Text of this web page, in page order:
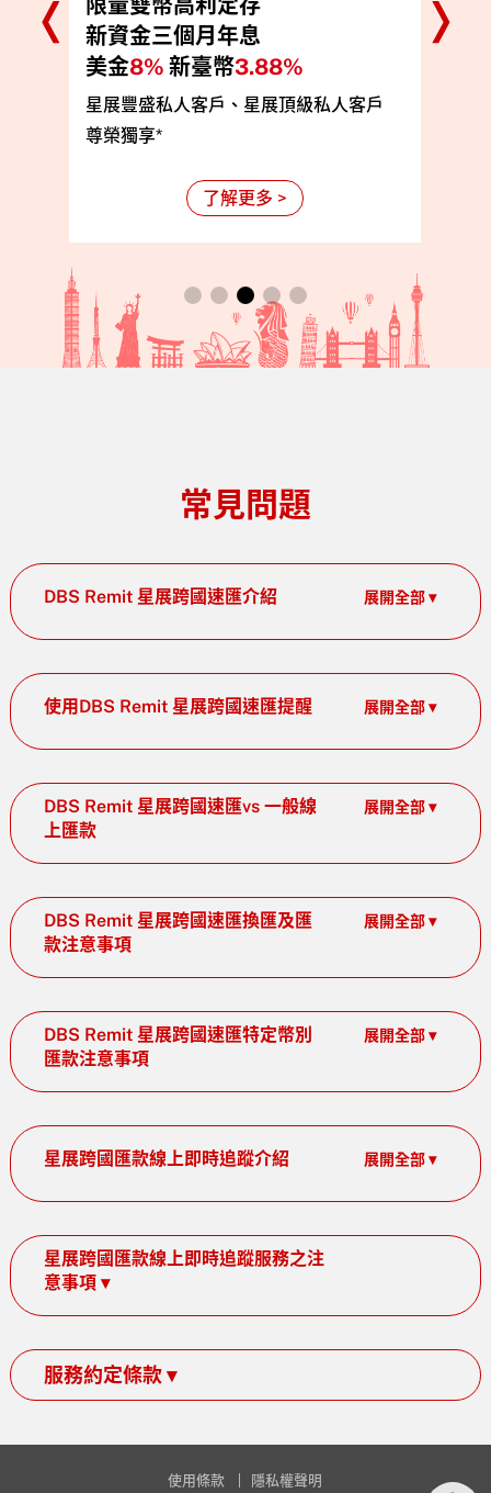
新資金三個月年息
美金8% 新臺幣3.88%
星展豐盛私人客戶、星展頂級私人客戶
尊榮獨享*
了解更多 >
常見問題
DBS Remit 星展跨國速匯介紹 展開全部 ▾
使用DBS Remit 星展跨國速匯提醒 展開全部 ▾
DBS Remit 星展跨國速匯vs 一般線
上匯款
展開全部 ▾
DBS Remit 星展跨國速匯換匯及匯
款注意事項
展開全部 ▾
DBS Remit 星展跨國速匯特定幣別
匯款注意事項
展開全部 ▾
星展跨國匯款線上即時追蹤介紹 展開全部 ▾
星展跨國匯款線上即時追蹤服務之注
意事項 ▾
服務約定條款 ▾
使用條款 隱私權聲明